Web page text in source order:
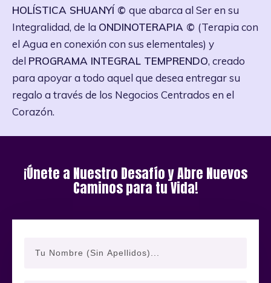
HOLÍSTICA SHUANYÍ © que abarca al Ser en su
Integralidad, de la ONDINOTERAPIA © (Terapia con
el Agua en conexión con sus elementales) y
del PROGRAMA INTEGRAL TEMPRENDO, creado
para apoyar a todo aquel que desea entregar su
regalo a través de los Negocios Centrados en el
Corazón.
¡Únete a Nuestro Desafío y Abre Nuevos
Caminos para tu Vida!